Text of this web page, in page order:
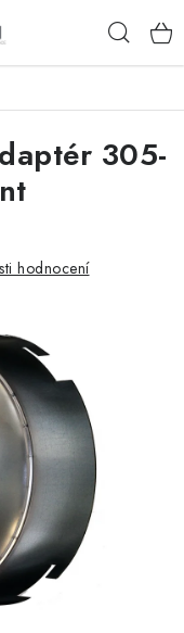
305-
hodnocení